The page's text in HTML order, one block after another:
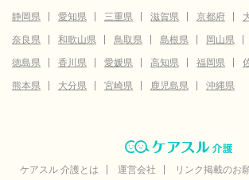
静岡県
愛知県 三重県 滋賀県 京都府
奈良県
和歌山県 鳥取県 島根県 岡山県
徳島県
香川県 愛媛県 高知県 福岡県
熊本県
大分県 宮崎県 鹿児島県 沖縄県
ケアスル 介護とは 運営会社 リンク掲載のお